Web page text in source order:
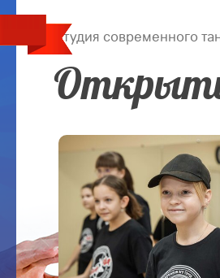
Студия современного